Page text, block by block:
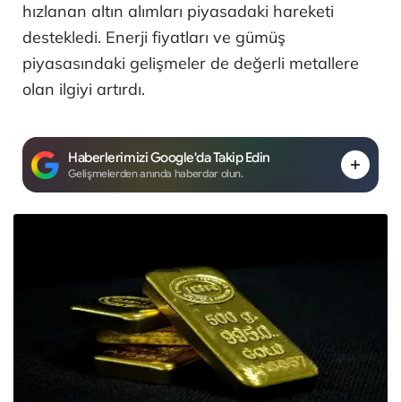
hızlanan altın alımları piyasadaki hareketi
destekledi. Enerji fiyatları ve gümüş
piyasasındaki gelişmeler de değerli metallere
olan ilgiyi artırdı.
Haberlerimizi Google'da Takip Edin
Gelişmelerden anında haberdar olun.